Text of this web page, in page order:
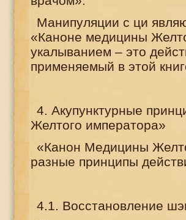
Манипуляции с ци
«Каноне медицины
укалыванием – это
применяемый в этой
4. Акупунктурные
Желтого императора»
«Канон Медицины
разные принципы
4.1. Восстановление